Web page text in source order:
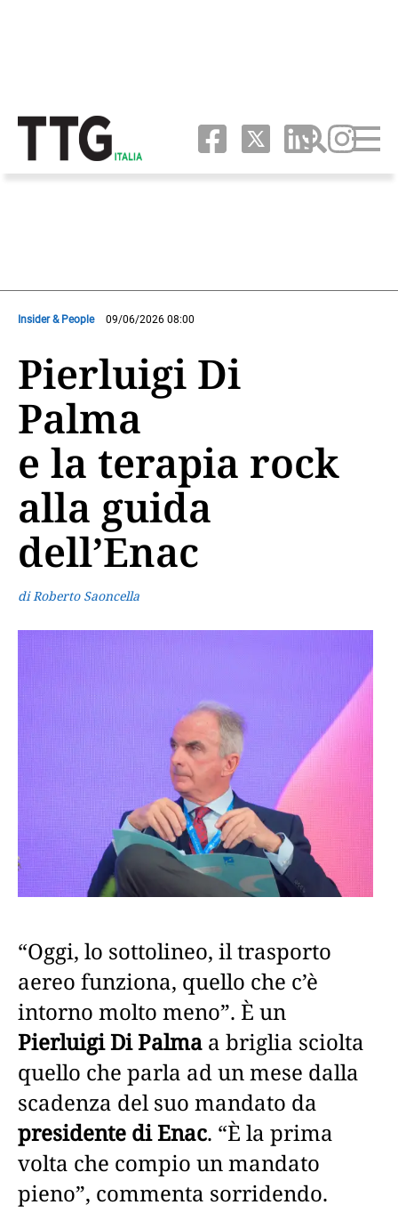
Insider & People 09/06/2026 08:00
Pierluigi Di
Palma
e la terapia rock
alla guida
dell’Enac
di Roberto Saoncella
“Oggi, lo sottolineo, il trasporto
aereo funziona, quello che c’è
intorno molto meno”. È un
Pierluigi Di Palma a briglia sciolta
quello che parla ad un mese dalla
scadenza del suo mandato da
presidente di Enac. “È la prima
volta che compio un mandato
pieno”, commenta sorridendo.